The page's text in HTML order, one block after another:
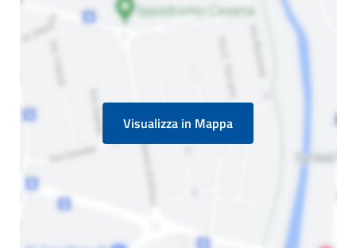
Visualizza in Mappa